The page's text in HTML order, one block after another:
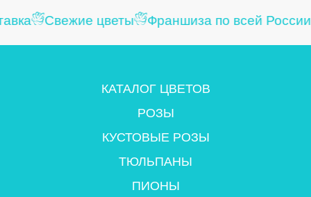
Свежие цветы Франшиза по всей России
КАТАЛОГ ЦВЕТОВ
РОЗЫ
КУСТОВЫЕ РОЗЫ
ТЮЛЬПАНЫ
ПИОНЫ